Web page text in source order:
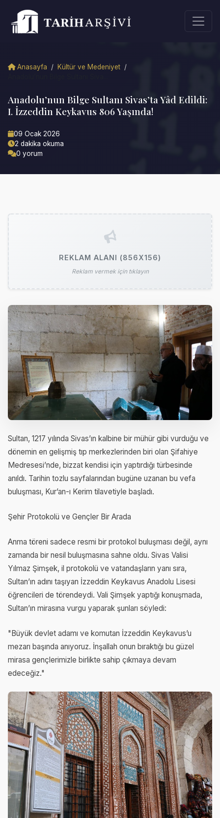
Anasayfa / Kültür ve Medeniyet /
Anadolu’nun Bilge Sultanı Sivas’ta Yâd Edildi:
I. İzzeddin Keykavus 806 Yaşında!
09 Ocak 2026
2 dakika okuma
0 yorum
REKLAM ALANI (856X156)
Reklam vermek için tıklayın
Sultan, 1217 yılında Sivas’ın kalbine bir mühür gibi vurduğu ve
dönemin en gelişmiş tıp merkezlerinden biri olan Şifahiye
Medresesi’nde, bizzat kendisi için yaptırdığı türbesinde
anıldı. Tarihin tozlu sayfalarından bugüne uzanan bu vefa
buluşması, Kur’an-ı Kerim tilavetiyle başladı.
Şehir Protokolü ve Gençler Bir Arada
Anma töreni sadece resmi bir protokol buluşması değil, aynı
zamanda bir nesil buluşmasına sahne oldu. Sivas Valisi
Yılmaz Şimşek, il protokolü ve vatandaşların yanı sıra,
Sultan’ın adını taşıyan İzzeddin Keykavus Anadolu Lisesi
öğrencileri de törendeydi. Vali Şimşek yaptığı konuşmada,
Sultan’ın mirasına vurgu yaparak şunları söyledi:
"Büyük devlet adamı ve komutan İzzeddin Keykavus’u
mezarı başında anıyoruz. İnşallah onun bıraktığı bu güzel
mirasa gençlerimizle birlikte sahip çıkmaya devam
edeceğiz."